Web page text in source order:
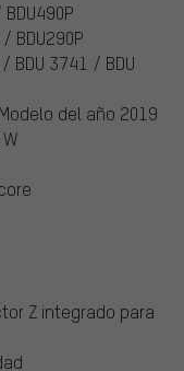
BDU290P
BDU 3741 / BDU
del año 2019
Z integrado para